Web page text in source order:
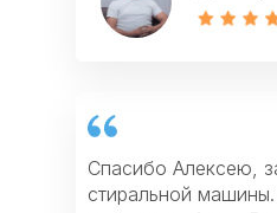
Спасибо Алексею,
стиральной
Отличная работа
Заказала ремонт
Максим